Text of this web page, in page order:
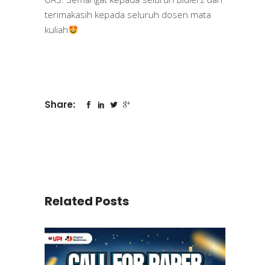
terimakasih kepada seluruh dosen mata
kuliah
Share:
Related Posts